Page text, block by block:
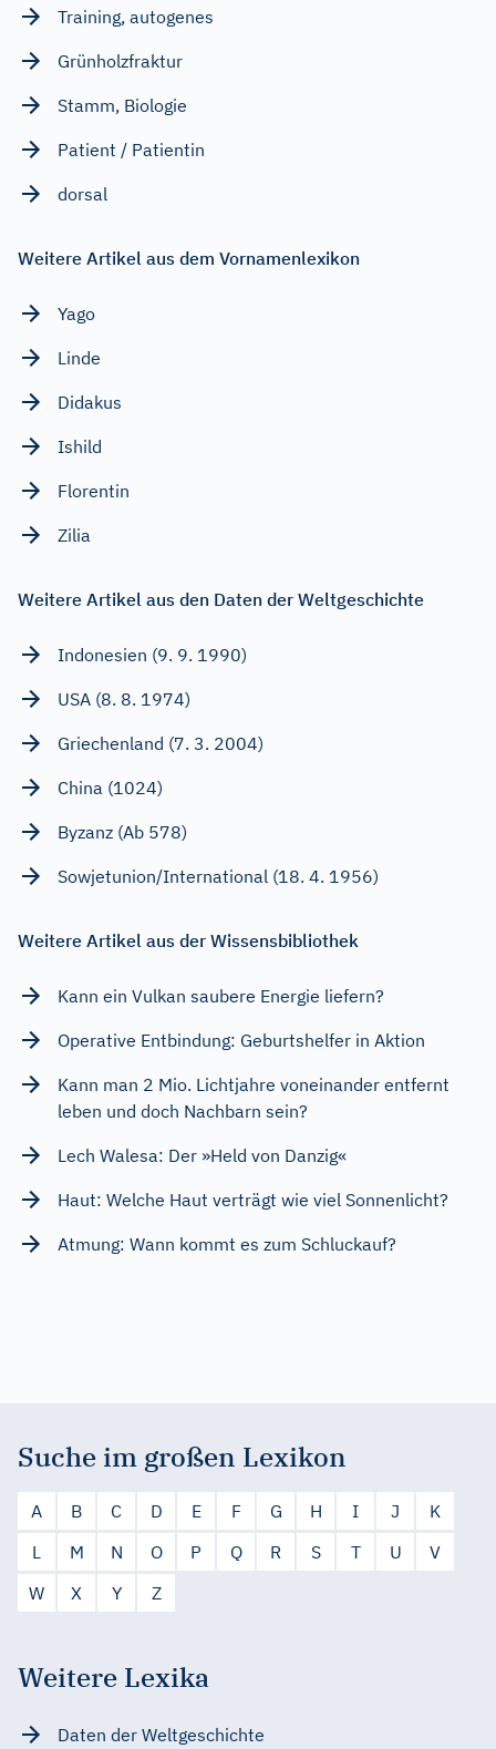
Training, autogenes
Grünholzfraktur
Stamm, Biologie
Patient / Patientin
dorsal
Weitere Artikel aus dem Vornamenlexikon
Yago
Linde
Didakus
Ishild
Florentin
Zilia
Weitere Artikel aus den Daten der Weltgeschichte
Indonesien (9. 9. 1990)
USA (8. 8. 1974)
Griechenland (7. 3. 2004)
China (1024)
Byzanz (Ab 578)
Sowjetunion/International (18. 4. 1956)
Weitere Artikel aus der Wissensbibliothek
Kann ein Vulkan saubere Energie liefern?
Operative Entbindung: Geburtshelfer in Aktion
Kann man 2 Mio. Lichtjahre voneinander entfernt
leben und doch Nachbarn sein?
Lech Walesa: Der »Held von Danzig«
Haut: Welche Haut verträgt wie viel Sonnenlicht?
Atmung: Wann kommt es zum Schluckauf?
Suche im großen Lexikon
A B C D E F G H I J
K
L
M N O P Q R S T U
V
W
X Y Z
Weitere Lexika
Daten der Weltgeschichte